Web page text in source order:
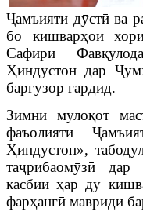
Ҷамъияти дӯстӣ ва
бо кишварҳои
Сафири
Ҳиндустон дар
баргузор гардид.
Зимни мулоқот
фаъолияти
Ҳиндустон»,
таҷрибаомӯзӣ дар
касбии ҳар ду
фарҳангӣ мавриди